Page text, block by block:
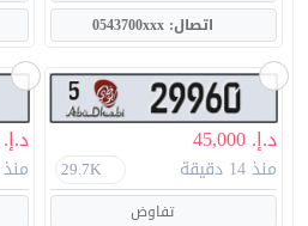
اتصال: 0543700xxx
د.إ. 45,000
منذ 14 دقيقة 29.7K
تفاوض
د.إ. 77,000
منذ 14 دقيقة